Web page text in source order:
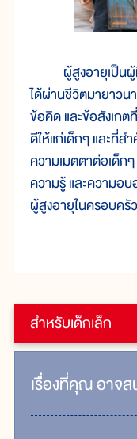
สำหรับเด็กเล็ก
เรื่ิองที่คุณอาจส
ผู้สูงอายุเป็นผู้ที่
ได้ผ่านชีวิตมายาวน
ข้อคิด และข้อสังเกต
ดีให้แก่เด็กๆ และที่
ความเมตตาต่อเด็ก
ความรู้ และความอบ
ผู้สูงอายุในครอบครัว